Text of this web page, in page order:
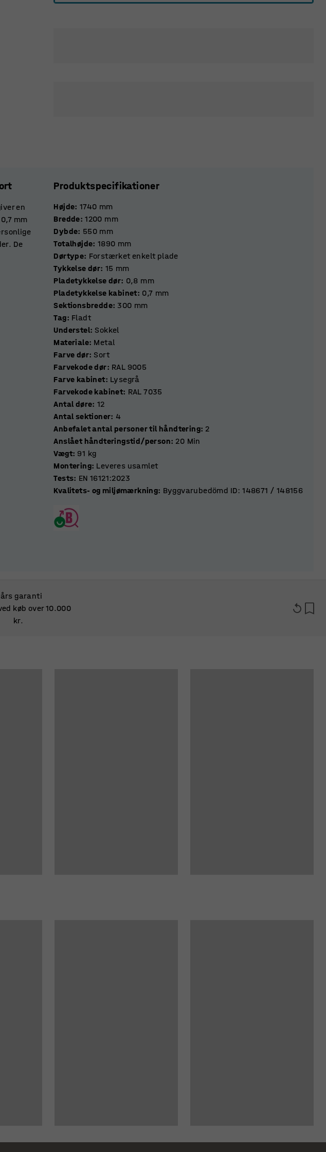
en
mm
De
en
Produktspecifikationer
Højde: 1740 mm
Bredde: 1200 mm
Dybde: 550 mm
Totalhøjde: 1890 mm
Dørtype: Forstærket enkelt plade
Tykkelse dør: 15 mm
Pladetykkelse dør: 0,8 mm
Pladetykkelse kabinet: 0,7 mm
Sektionsbredde: 300 mm
Tag: Fladt
Understel: Sokkel
Materiale: Metal
Farve dør: Sort
Farvekode dør: RAL 9005
Farve kabinet: Lysegrå
Farvekode kabinet: RAL 7035
Antal døre: 12
Antal sektioner: 4
Anbefalet antal personer til håndtering: 2
Anslået håndteringstid/person: 20 Min
Vægt: 91 kg
Montering: Leveres usamlet
Tests: EN 16121:2023
Kvalitets- og miljømærkning: Byggvarubedömd ID: 148671 / 148156
garanti
køb over 10.000
kr.